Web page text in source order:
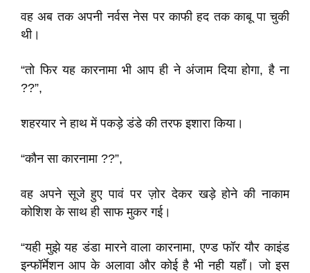
वह अब तक अपनी नर्वस नेस पर काफी हद तक काबू पा चुकी
थी।
“तो फिर यह कारनामा भी आप ही ने अंजाम दिया होगा, है ना
??”,
शहरयार ने हाथ में पकड़े डंडे की तरफ इशारा किया।
“कौन सा कारनामा ??”,
वह अपने सूजे हुए पावं पर ज़ोर देकर खड़े होने की नाकाम
कोशिश के साथ ही साफ मुकर गई।
“यही मुझे यह डंडा मारने वाला कारनामा, एण्ड फॉर यौर काइंड
इन्फॉर्मेशन आप के अलावा और कोई है भी नही यहाँ। जो इस